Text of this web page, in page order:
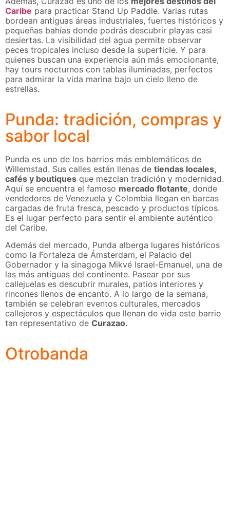
Caribe para practicar Stand Up Paddle. Varias rutas
bordean antiguas áreas industriales, fuertes históricos y
pequeñas bahías donde podrás descubrir playas casi
desiertas. La visibilidad del agua permite observar
peces tropicales incluso desde la superficie. Y para
quienes buscan una experiencia aún más emocionante,
hay tours nocturnos con tablas iluminadas, perfectos
para admirar la vida marina bajo un cielo lleno de
estrellas.
Punda: tradición, compras y
sabor local
Punda es uno de los barrios más emblemáticos de
Willemstad. Sus calles están llenas de tiendas locales,
cafés y boutiques que mezclan tradición y modernidad.
Aquí se encuentra el famoso mercado flotante, donde
vendedores de Venezuela y Colombia llegan en barcas
cargadas de fruta fresca, pescado y productos típicos.
Es el lugar perfecto para sentir el ambiente auténtico
del Caribe.
Además del mercado, Punda alberga lugares históricos
como la Fortaleza de Ámsterdam, el Palacio del
Gobernador y la sinagoga Mikvé Israel-Emanuel, una de
las más antiguas del continente. Pasear por sus
callejuelas es descubrir murales, patios interiores y
rincones llenos de encanto. A lo largo de la semana,
también se celebran eventos culturales, mercados
callejeros y espectáculos que llenan de vida este barrio
tan representativo de Curazao.
Otrobanda